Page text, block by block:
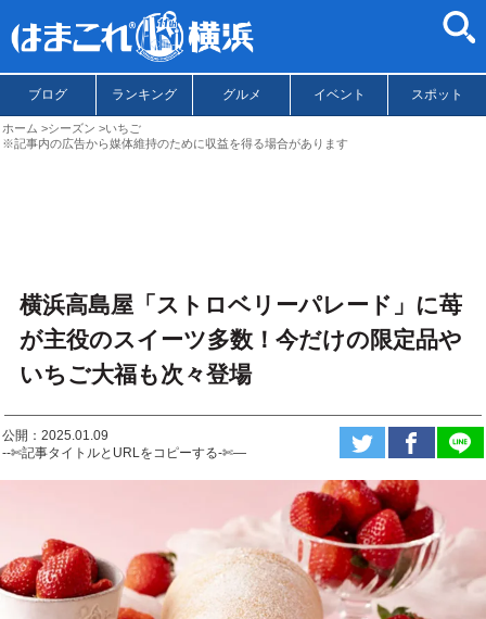
ブログ ランキング グルメ イベント スポット
ホーム シーズン
いちご
※記事内の広告から媒体維持のために収益を得る場合があります
横浜高島屋「ストロベリーパレード」に苺
が主役のスイーツ多数！今だけの限定品や
いちご大福も次々登場
公開：2025.01.09
--✄記事タイトルとURLをコピーする-✄—